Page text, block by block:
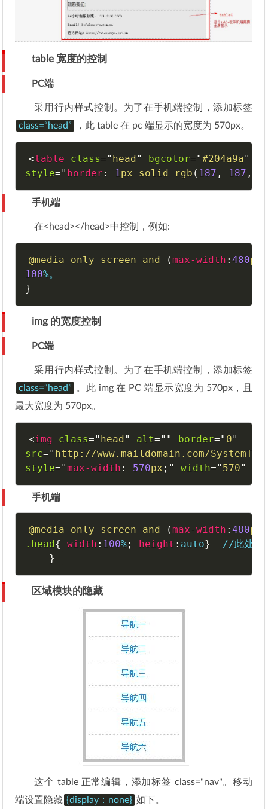
table 宽度的控制
PC端
采用行内样式控制。为了在手机端控制，添加标签
class=“head”
，此 table 在 pc 端显示的宽度为 570px。
<table class=" head" bgcolor="#204a9a"
style=" border : 1 px solid rgb ( 187 , 187 ,
手机端
在<head></head>中控制，例如:
@media only screen and (max-width :480px
100%
}
img 的宽度控制
PC端
采用行内样式控制。为了在手机端控制，添加标签
class=“head”
。此 img 在 PC 端显示宽度为 570px，且
最大宽度为 570px。
<img class=" head" alt=" " border=" 0"
src=" http://www.maildomain.com/
style="max-width : 570px ; " width=" 570"
手机端
@media only screen and (max-width :480px
.head{ width : 100%; height : auto}
//此处是
}
区域模块的隐藏
这个 table 正常编辑，添加标签 class="nav"。移动
端设置隐藏 {display：none} 如下。